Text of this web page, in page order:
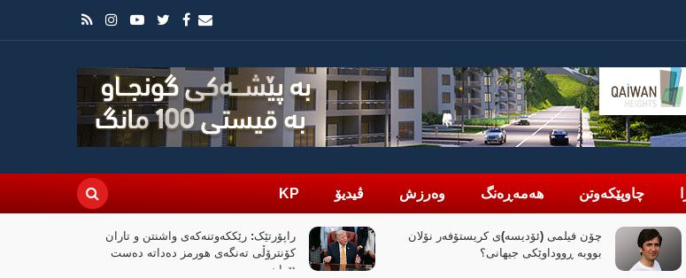
چاوپێکەوتن هەمەڕەنگ وەرزش ڤیدیۆ KP
چۆن فیلمی (ئۆدیسە)ی کریستۆفەر نۆلان
بووبە ڕووداوێکی جیهانی؟
راپۆرتێک: رێککەوتنەکەی واشنتن و تاران
کۆنترۆڵی تەنگەی هورمز دەداتە دەست
ئێران